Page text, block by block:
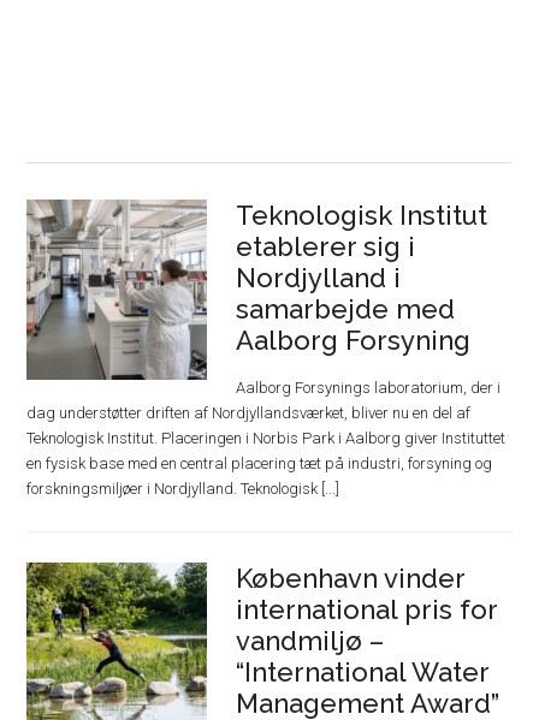
Teknologisk Institut
etablerer sig i
Nordjylland i
samarbejde med
Aalborg Forsyning
Aalborg Forsynings laboratorium, der i
dag understøtter driften af Nordjyllandsværket, bliver nu en del af
Teknologisk Institut. Placeringen i Norbis Park i Aalborg giver Instituttet
en fysisk base med en central placering tæt på industri, forsyning og
forskningsmiljøer i Nordjylland. Teknologisk [...]
København vinder
international pris for
vandmiljø –
“International Water
Management Award”